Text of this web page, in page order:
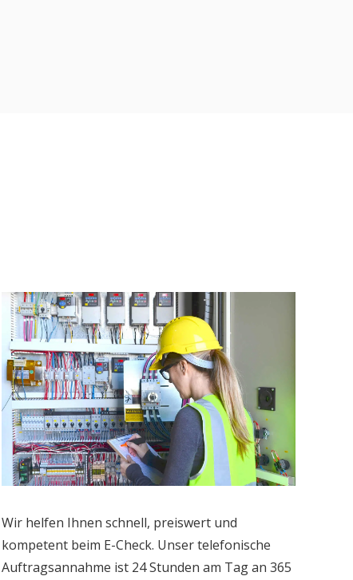
Wir helfen Ihnen schnell, preiswert und
kompetent beim E-Check. Unser telefonische
Auftragsannahme ist 24 Stunden am Tag an 365